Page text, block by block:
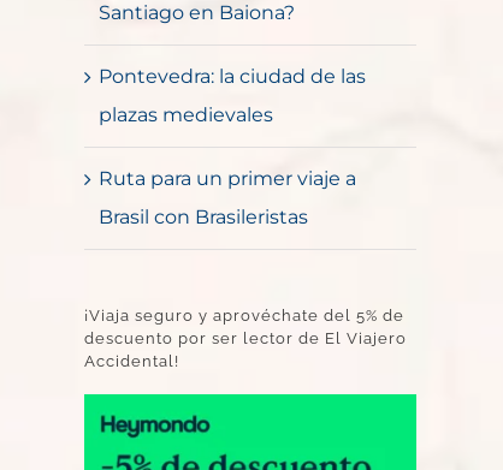
Santiago en Baiona?
Pontevedra: la ciudad de las
plazas medievales
Ruta para un primer viaje a
Brasil con Brasileristas
¡Viaja seguro y aprovéchate del 5% de
descuento por ser lector de El Viajero
Accidental!